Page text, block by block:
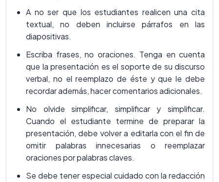
A no ser que los estudiantes realicen una cita
textual, no deben incluirse párrafos en las
diapositivas.
Escriba frases, no oraciones. Tenga en cuenta
que la presentación es el soporte de su discurso
verbal, no el reemplazo de éste y que le debe
recordar además, hacer comentarios adicionales.
No olvide simplificar, simplificar y simplificar.
Cuando el estudiante termine de preparar la
presentación, debe volver a editarla con el fin de
omitir palabras innecesarias o reemplazar
oraciones por palabras claves.
Se debe tener especial cuidado con la redacción